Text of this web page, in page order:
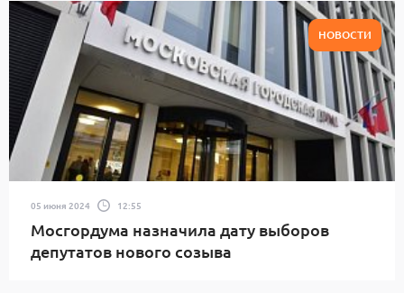
НОВОСТИ
05 июня 2024 12:55
Мосгордума назначила дату выборов
депутатов нового созыва